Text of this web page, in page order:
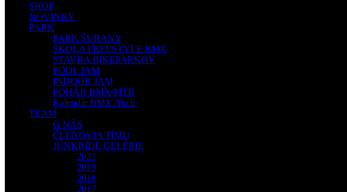
SHOP
NOVINKY
PARK
PARK ŠURANY
ŠKOLA FREESTYLE BMX
STAVBA BIKEPARKOV
POOL JAM
INDOOR JAM
POHÁR BMX/MTB
Kalendár BMX Akcií
TEAM
O NÁS
ČLENOVIA TÍMU
JUNKRIDE GELÉRIE
2021
2019
2018
2017